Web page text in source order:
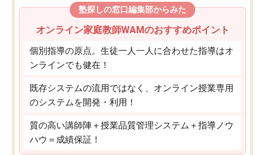
塾探しの窓口編集部からみた
オンライン家庭教師WAMのおすすめポイント
個別指導の原点。生徒一人一人に合わせた指導はオ
ンラインでも健在！
既存システムの流用ではなく、オンライン授業専用
のシステムを開発・利用！
質の高い講師陣＋授業品質管理システム＋指導ノウ
ハウ＝成績保証！